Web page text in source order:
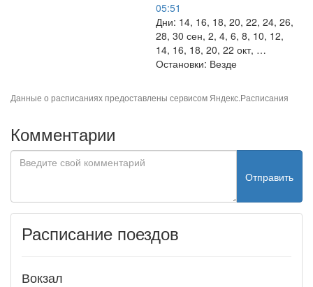
05:51
Дни: 14, 16, 18, 20, 22, 24, 26,
28, 30 сен, 2, 4, 6, 8, 10, 12,
14, 16, 18, 20, 22 окт, …
Остановки: Везде
Данные о расписаниях предоставлены сервисом Яндекс.Расписания
Комментарии
Отправить
Расписание поездов
Вокзал